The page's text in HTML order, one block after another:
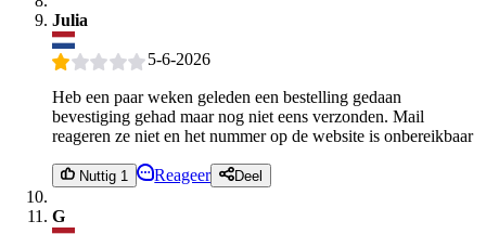
Julia
5-6-2026
Heb een paar weken geleden een bestelling gedaan
bevestiging gehad maar nog niet eens verzonden. Mail
reageren ze niet en het nummer op de website is onbereikbaar
Nuttig 1 Reageer Deel
G